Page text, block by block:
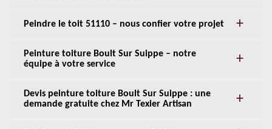
Peindre le toit 51110 – nous confier votre projet
Peinture toiture Boult Sur Suippe – notre
équipe à votre service
Devis peinture toiture Boult Sur Suippe : une
demande gratuite chez Mr Texier Artisan